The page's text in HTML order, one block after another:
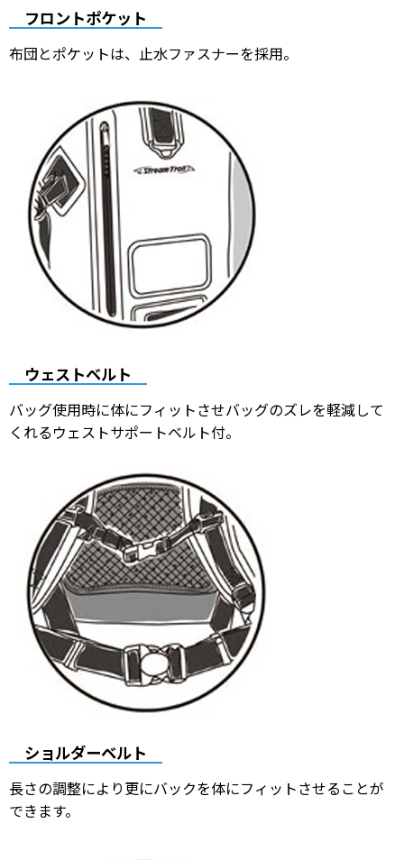
フロントポケット
布団とポケットは、止水ファスナーを採用。
ウェストベルト
バッグ使用時に体にフィットさせバッグのズレを軽減して
くれるウェストサポートベルト付。
ショルダーベルト
長さの調整により更にバックを体にフィットさせることが
できます。